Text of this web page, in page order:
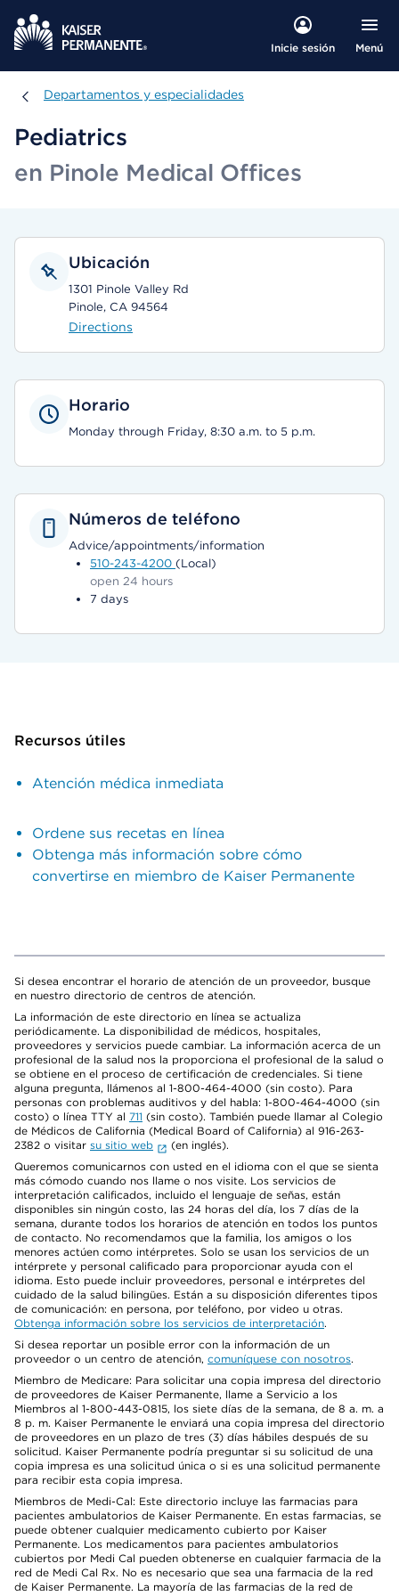
Inicie sesión Menú
Departamentos y especialidades
Departamentos y especialidades
Pediatrics
en Pinole Medical Offices
Ubicación
1301 Pinole Valley Rd
Pinole, CA 94564
Directions
Horario
Monday through Friday, 8:30 a.m. to 5 p.m.
Números de teléfono
Advice/appointments/information
510-243-4200 (Local)
open 24 hours
7 days
Recursos útiles
Atención médica inmediata
Ordene sus recetas en línea
Obtenga más información sobre cómo
convertirse en miembro de Kaiser Permanente
Si desea encontrar el horario de atención de un proveedor, busque
en nuestro directorio de centros de atención.
La información de este directorio en línea se actualiza
periódicamente. La disponibilidad de médicos, hospitales,
proveedores y servicios puede cambiar. La información acerca de un
profesional de la salud nos la proporciona el profesional de la salud o
se obtiene en el proceso de certificación de credenciales. Si tiene
alguna pregunta, llámenos al 1-800-464-4000 (sin costo). Para
personas con problemas auditivos y del habla: 1-800-464-4000 (sin
costo) o línea TTY al 711 (sin costo). También puede llamar al Colegio
de Médicos de California (Medical Board of California) al 916-263-
2382 o visitar su sitio web
(en inglés).
Queremos comunicarnos con usted en el idioma con el que se sienta
más cómodo cuando nos llame o nos visite. Los servicios de
interpretación calificados, incluido el lenguaje de señas, están
disponibles sin ningún costo, las 24 horas del día, los 7 días de la
semana, durante todos los horarios de atención en todos los puntos
de contacto. No recomendamos que la familia, los amigos o los
menores actúen como intérpretes. Solo se usan los servicios de un
intérprete y personal calificado para proporcionar ayuda con el
idioma. Esto puede incluir proveedores, personal e intérpretes del
cuidado de la salud bilingües. Están a su disposición diferentes tipos
de comunicación: en persona, por teléfono, por video u otras.
Obtenga información sobre los servicios de interpretación.
Si desea reportar un posible error con la información de un
proveedor o un centro de atención, comuníquese con nosotros.
Miembro de Medicare: Para solicitar una copia impresa del directorio
de proveedores de Kaiser Permanente, llame a Servicio a los
Miembros al 1-800-443-0815, los siete días de la semana, de 8 a. m. a
8 p. m. Kaiser Permanente le enviará una copia impresa del directorio
de proveedores en un plazo de tres (3) días hábiles después de su
solicitud. Kaiser Permanente podría preguntar si su solicitud de una
copia impresa es una solicitud única o si es una solicitud permanente
para recibir esta copia impresa.
Miembros de Medi-Cal: Este directorio incluye las farmacias para
pacientes ambulatorios de Kaiser Permanente. En estas farmacias, se
puede obtener cualquier medicamento cubierto por Kaiser
Permanente. Los medicamentos para pacientes ambulatorios
cubiertos por Medi Cal pueden obtenerse en cualquier farmacia de la
red de Medi Cal Rx. No es necesario que sea una farmacia de la red
de Kaiser Permanente. La mayoría de las farmacias de la red de